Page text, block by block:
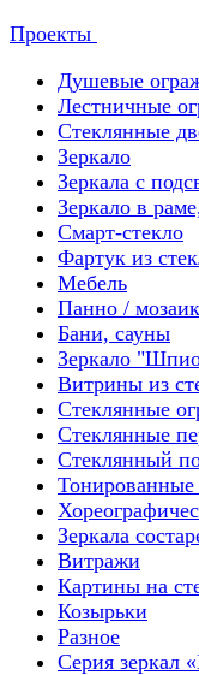
Проекты
Душевые
Лестничные
Стеклянные
Зеркало
Зеркала с
Зеркало в
Смарт-стекло
Фартук из
Мебель
Панно /
Бани, сауны
Зеркало
Витрины из
Стеклянные
Стеклянные
Стеклянный
Тонированные
Зеркала
Витражи
Картины на
Козырьки
Разное
Серия зеркал